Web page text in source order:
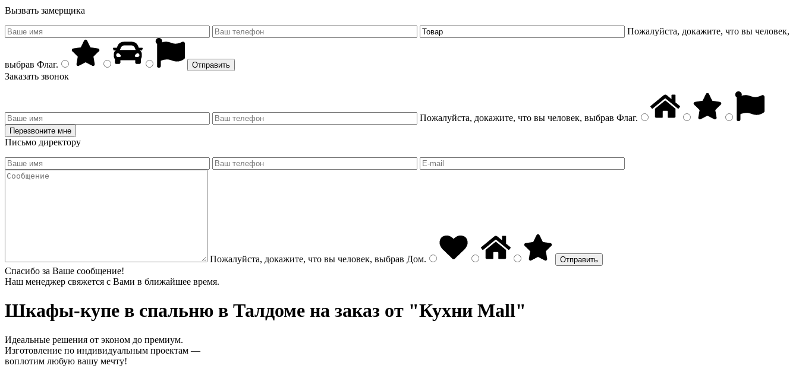
Вызвать замерщика
Пожалуйста, докажите, что вы человек,
выбрав Флаг.
Заказать звонок
Пожалуйста, докажите, что вы человек, выбрав Флаг.
Письмо директору
Пожалуйста, докажите, что вы человек, выбрав Дом.
Спасибо за Ваше сообщение!
Наш менеджер свяжется с Вами в ближайшее время.
Шкафы-купе в спальню в Талдоме на заказ от "Кухни Mall"
Идеальные решения от эконом до премиум.
Изготовление по индивидуальным проектам —
воплотим любую вашу мечту!